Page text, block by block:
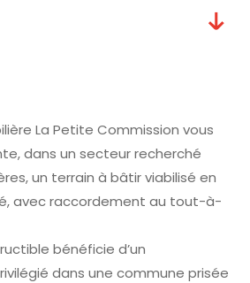
La Petite Commission vous
dans un secteur recherché
un terrain à bâtir viabilisé en
avec raccordement au tout-à-
bénéficie d’un
dans une commune prisée